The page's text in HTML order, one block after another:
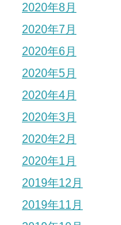
2020年8月
2020年7月
2020年6月
2020年5月
2020年4月
2020年3月
2020年2月
2020年1月
2019年12月
2019年11月